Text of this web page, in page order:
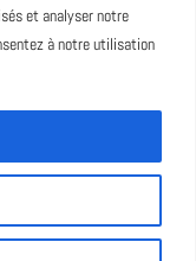
et analyser notre
à notre utilisation